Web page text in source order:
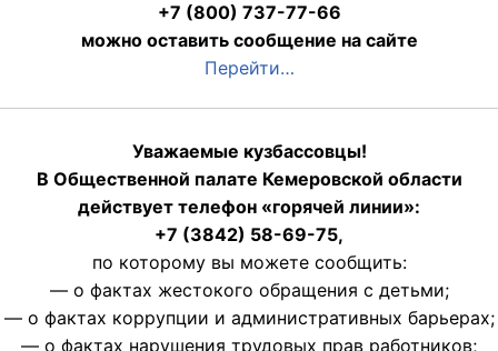
+7 (800) 737-77-66
можно оставить сообщение на сайте
Перейти…
Уважаемые кузбассовцы!
В Общественной палате Кемеровской области
действует телефон «горячей линии»:
+7 (3842) 58-69-75,
по которому вы можете сообщить:
— о фактах жестокого обращения с детьми;
— о фактах коррупции и административных барьерах;
— о фактах нарушения трудовых прав работников;